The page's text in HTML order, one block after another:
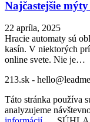
Najčastejšie
22 apríla, 2025
Hracie automaty sú
kasín. V niektorých
online svete. Nie je…
213.sk -
Táto stránka používa
analyzujeme